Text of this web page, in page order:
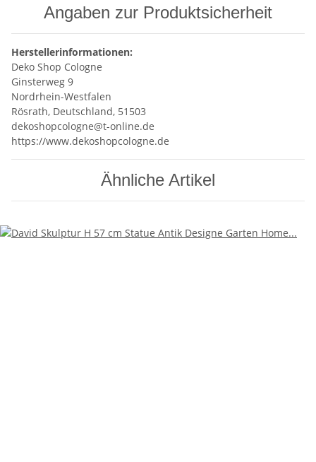
Angaben zur Produktsicherheit
Herstellerinformationen:
Deko Shop Cologne
Ginsterweg 9
Nordrhein-Westfalen
Rösrath, Deutschland, 51503
dekoshopcologne@t-online.de
https://www.dekoshopcologne.de
Ähnliche Artikel